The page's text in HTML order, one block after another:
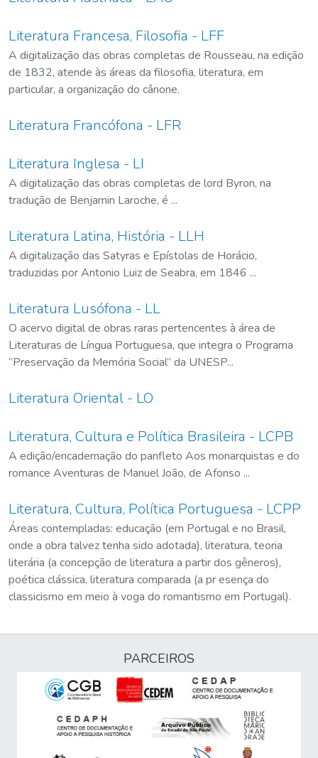
Literatura Francesa, Filosofia - LFF
A digitalização das obras completas de Rousseau, na edição
de 1832, atende às áreas da filosofia, literatura, em
particular, a organização do cânone.
Literatura Francófona - LFR
Literatura Inglesa - LI
A digitalização das obras completas de lord Byron, na
tradução de Benjamin Laroche, é ...
Literatura Latina, História - LLH
A digitalização das Satyras e Epístolas de Horácio,
traduzidas por Antonio Luiz de Seabra, em 1846 ...
Literatura Lusófona - LL
O acervo digital de obras raras pertencentes à área de
Literaturas de Língua Portuguesa, que integra o Programa
“Preservação da Memória Social” da UNESP...
Literatura Oriental - LO
Literatura, Cultura e Política Brasileira - LCPB
A edição/encadernação do panfleto Aos monarquistas e do
romance Aventuras de Manuel João, de Afonso ...
Literatura, Cultura, Política Portuguesa - LCPP
Áreas contempladas: educação (em Portugal e no Brasil,
onde a obra talvez tenha sido adotada), literatura, teoria
literária (a concepção de literatura a partir dos gêneros),
poética clássica, literatura comparada (a pr esença do
classicismo em meio à voga do romantismo em Portugal).
PARCEIROS